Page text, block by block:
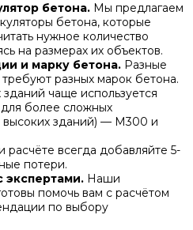
бетона. Мы предлагаем
бетона, которые
нужное количество
на размерах их объектов.
и марку бетона. Разные
разных марок бетона.
чаще используется
более сложных
высоких зданий) — М300 и
расчёте всегда добавляйте 5-
потери.
экспертами. Наши
помочь вам с расчётом
по выбору